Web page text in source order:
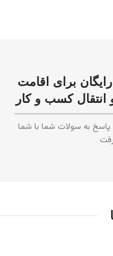
برای اقامت
کسب و کار
پاسخ به سولات شما با شما